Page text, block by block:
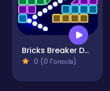
Bricks Breaker Deluxe
0 (0 Голосів)